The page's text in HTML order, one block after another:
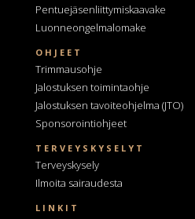
Pentuejäsenliittymiskaavake
Luonneongelmalomake
OHJEET
Trimmausohje
Jalostuksen toimintaohje
Jalostuksen tavoiteohjelma (JTO)
Sponsorointiohjeet
TERVEYSKYSELYT
Terveyskysely
Ilmoita sairaudesta
LINKIT